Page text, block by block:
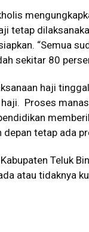
tetap
“Semua
sekitar 80
haji
Proses
tetap ada
Teluk
atau tidaknya